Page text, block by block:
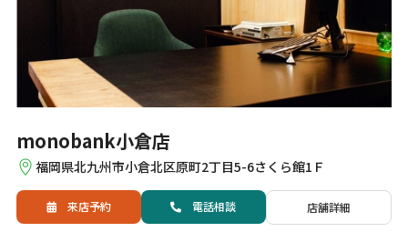
monobank小倉店
福岡県北九州市小倉北区原町2丁目5-6さくら館1Ｆ
来店予約 電話相談 店舗詳細